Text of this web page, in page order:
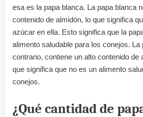
esa es la papa blanca. La papa blanca
contenido de almidón, lo que significa
azúcar en ella. Esto significa que la
alimento saludable para los conejos. La
contrario, contiene un alto contenido de
que significa que no es un alimento
conejos.
¿Qué cantidad de